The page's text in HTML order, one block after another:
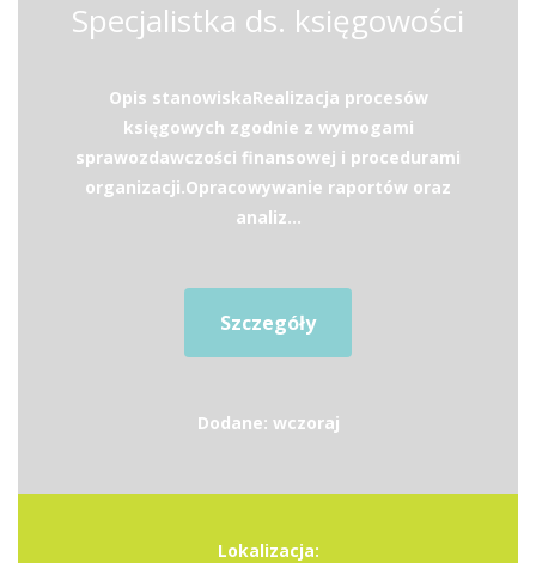
Specjalistka ds. księgowości
Opis stanowiskaRealizacja procesów
księgowych zgodnie z wymogami
sprawozdawczości finansowej i procedurami
organizacji.Opracowywanie raportów oraz
analiz...
Szczegóły
Dodane: wczoraj
Lokalizacja: